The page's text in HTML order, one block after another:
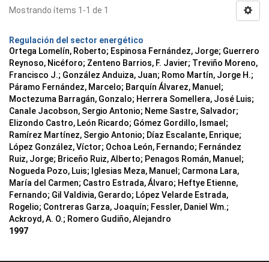
Mostrando ítems 1-1 de 1
Regulación del sector energético
Ortega Lomelín, Roberto; Espinosa Fernández, Jorge; Guerrero
Reynoso, Nicéforo; Zenteno Barrios, F. Javier; Treviño Moreno,
Francisco J.; González Anduiza, Juan; Romo Martín, Jorge H.;
Páramo Fernández, Marcelo; Barquín Álvarez, Manuel;
Moctezuma Barragán, Gonzalo; Herrera Somellera, José Luis;
Canale Jacobson, Sergio Antonio; Neme Sastre, Salvador;
Elizondo Castro, León Ricardo; Gómez Gordillo, Ismael;
Ramírez Martínez, Sergio Antonio; Díaz Escalante, Enrique;
López González, Víctor; Ochoa León, Fernando; Fernández
Ruiz, Jorge; Briceño Ruiz, Alberto; Penagos Román, Manuel;
Nogueda Pozo, Luis; Iglesias Meza, Manuel; Carmona Lara,
María del Carmen; Castro Estrada, Álvaro; Heftye Etienne,
Fernando; Gil Valdivia, Gerardo; López Velarde Estrada,
Rogelio; Contreras Garza, Joaquín; Fessler, Daniel Wm.;
Ackroyd, A. O.; Romero Gudiño, Alejandro
1997